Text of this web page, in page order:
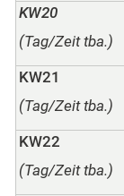
KW20
(Tag/Zeit tba.)
KW21
(Tag/Zeit tba.)
KW22
(Tag/Zeit tba.)